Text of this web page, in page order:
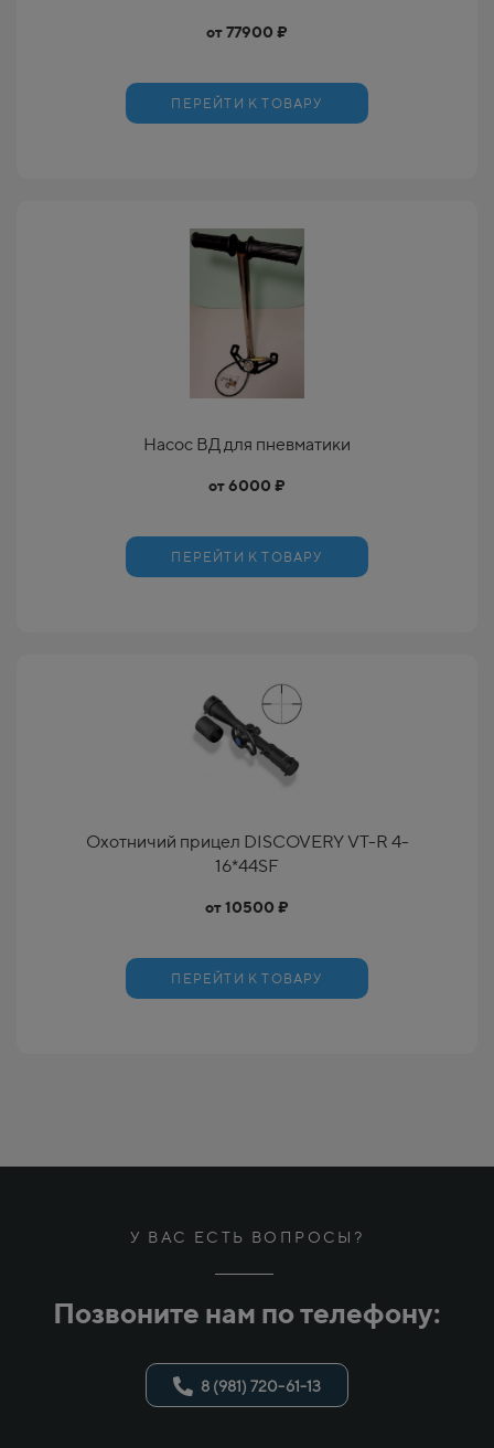
от 77900 ₽
ПЕРЕЙТИ К ТОВАРУ
Насос ВД для пневматики
от 6000 ₽
ПЕРЕЙТИ К ТОВАРУ
Охотничий прицел DISCOVERY VT-R 4-
16*44SF
от 10500 ₽
ПЕРЕЙТИ К ТОВАРУ
У ВАС ЕСТЬ ВОПРОСЫ?
Позвоните нам по телефону:
8 (981) 720-61-13